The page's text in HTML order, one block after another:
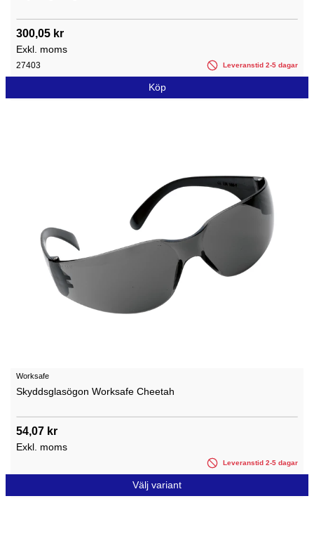
300,05 kr
Exkl. moms
27403 Leveranstid 2-5 dagar
Köp
Worksafe
Skyddsglasögon Worksafe Cheetah
54,07 kr
Exkl. moms
Leveranstid 2-5 dagar
Välj variant